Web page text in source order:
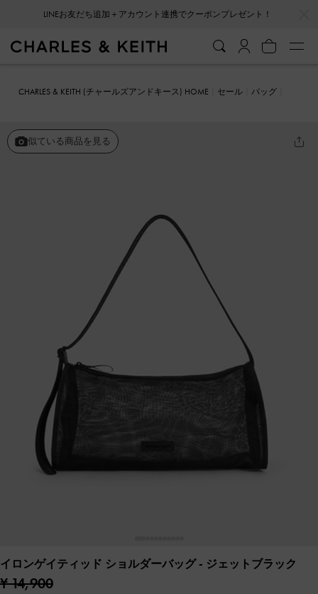
LINEお友だち追加＋アカウント連携でクーポンプレゼント！
CHARLES & KEITH (チャールズアンドキース) HOME セール
バッグ
似ている商品を見る
イロンゲイティッド ショルダーバッグ- ジェットブラック
¥ 14,900